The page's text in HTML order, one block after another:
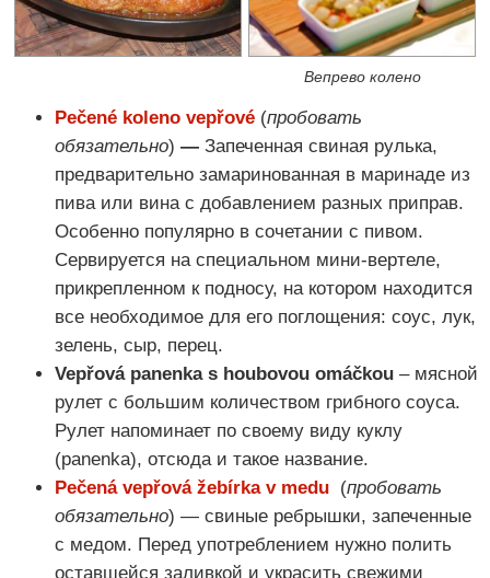
Вепрево колено
Pečené koleno vepřové (пробовать
обязательно) — Запеченная свиная рулька,
предварительно замаринованная в маринаде из
пива или вина с добавлением разных приправ.
Особенно популярно в сочетании с пивом.
Сервируется на специальном мини-вертеле,
прикрепленном к подносу, на котором находится
все необходимое для его поглощения: соус, лук,
зелень, сыр, перец.
Vepřová panenka s houbovou omáčkou – мясной
рулет с большим количеством грибного соуса.
Рулет напоминает по своему виду куклу
(panenka), отсюда и такое название.
Pečená vepřová žebírka v medu (пробовать
обязательно) — свиные ребрышки, запеченные
с медом. Перед употреблением нужно полить
оставшейся заливкой и украсить свежими